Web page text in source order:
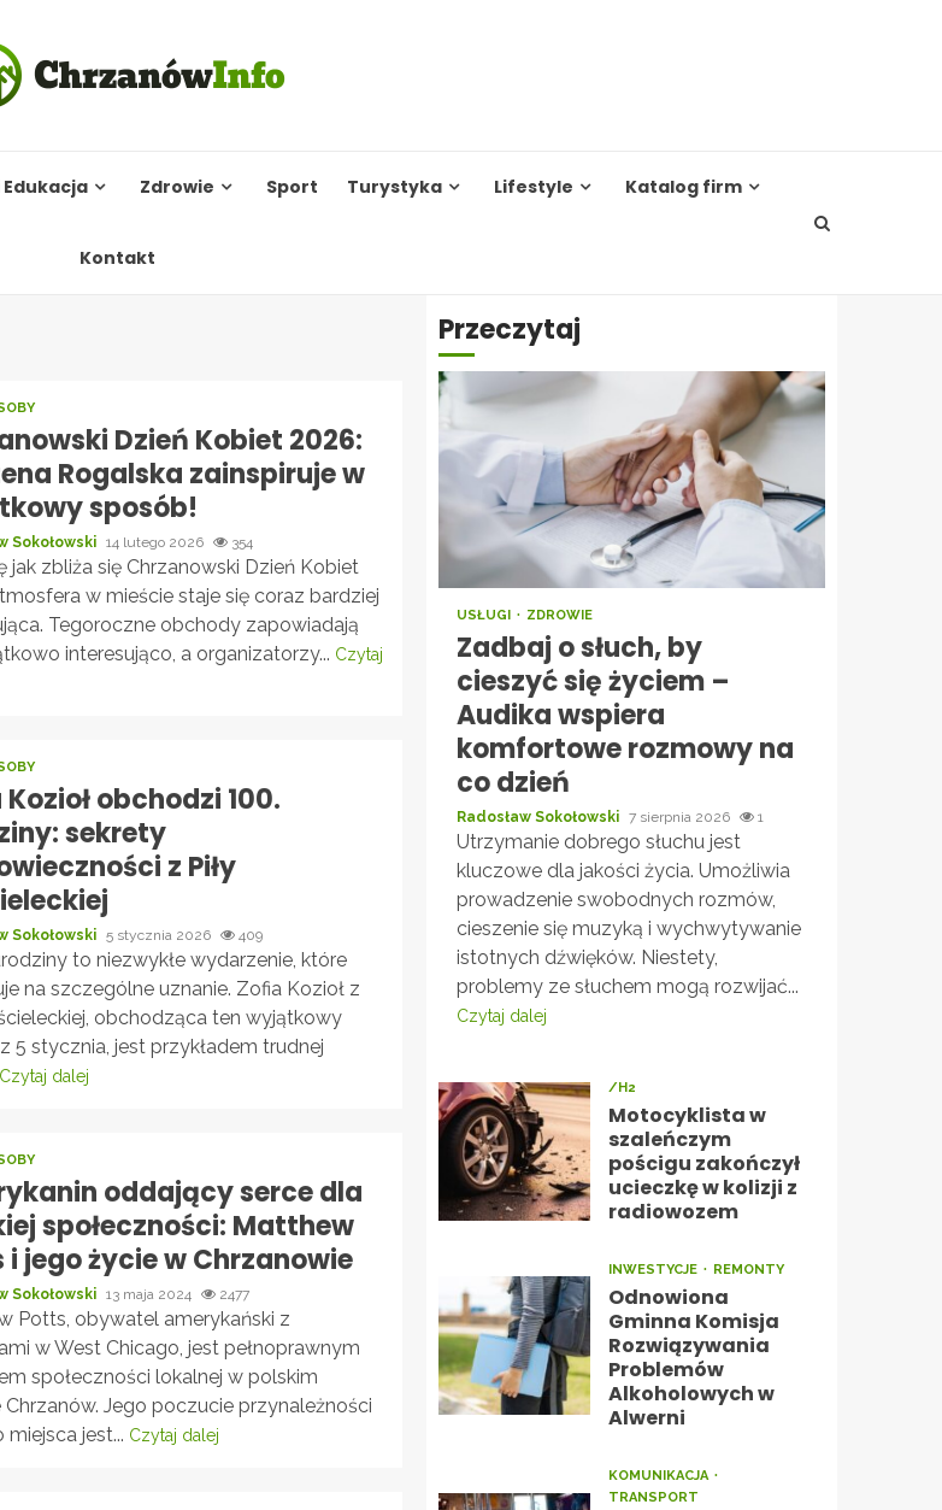
Zdrowie Sport Turystyka Lifestyle Katalog firm
Kontakt
Dzień Kobiet 2026:
Rogalska zainspiruje w
sposób!
Sokołowski 14 lutego 2026 354
jak zbliża się Chrzanowski Dzień Kobiet
w mieście staje się coraz bardziej
Tegoroczne obchody zapowiadają
interesująco, a organizatorzy... Czytaj
obchodzi 100.
sekrety
z Piły
Sokołowski 5 stycznia 2026 409
to niezwykłe wydarzenie, które
na szczególne uznanie. Zofia Kozioł z
obchodząca ten wyjątkowy
5 stycznia, jest przykładem trudnej
Czytaj dalej
oddający serce dla
społeczności: Matthew
i jego życie w Chrzanowie
Sokołowski 13 maja 2024 2477
Potts, obywatel amerykański z
w West Chicago, jest pełnoprawnym
społeczności lokalnej w polskim
Chrzanów. Jego poczucie przynależności
miejsca jest... Czytaj dalej
Przeczytaj
USŁUGI ZDROWIE
Zadbaj o słuch, by
cieszyć się życiem –
Audika wspiera
komfortowe rozmowy na
co dzień
Radosław Sokołowski 7 sierpnia 2026 1
Utrzymanie dobrego słuchu jest
kluczowe dla jakości życia. Umożliwia
prowadzenie swobodnych rozmów,
cieszenie się muzyką i wychwytywanie
istotnych dźwięków. Niestety,
problemy ze słuchem mogą rozwijać...
Czytaj dalej
/H2
Motocyklista w
szaleńczym
pościgu zakończył
ucieczkę w kolizji z
radiowozem
INWESTYCJE REMONTY
Odnowiona
Gminna Komisja
Rozwiązywania
Problemów
Alkoholowych w
Alwerni
KOMUNIKACJA
TRANSPORT